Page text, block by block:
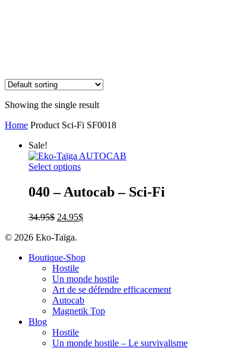
Showing the single result
Home Product Sci-Fi SF0018
Sale!
Select options
040 – Autocab – Sci-Fi
34.95$ 24.95$
© 2026 Eko-Taïga.
Boutique-Shop
Hostile
Un monde hostile
Art de se défendre efficacement
Autocab
Magnetik Top
Blog
Hostile
Un monde hostile – Le survivalisme